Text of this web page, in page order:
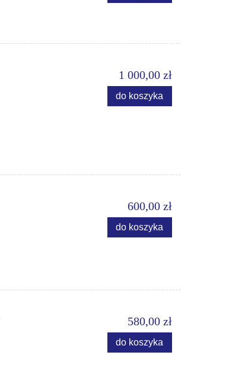
1 000,00 zł
do koszyka
600,00 zł
do koszyka
580,00 zł
do koszyka